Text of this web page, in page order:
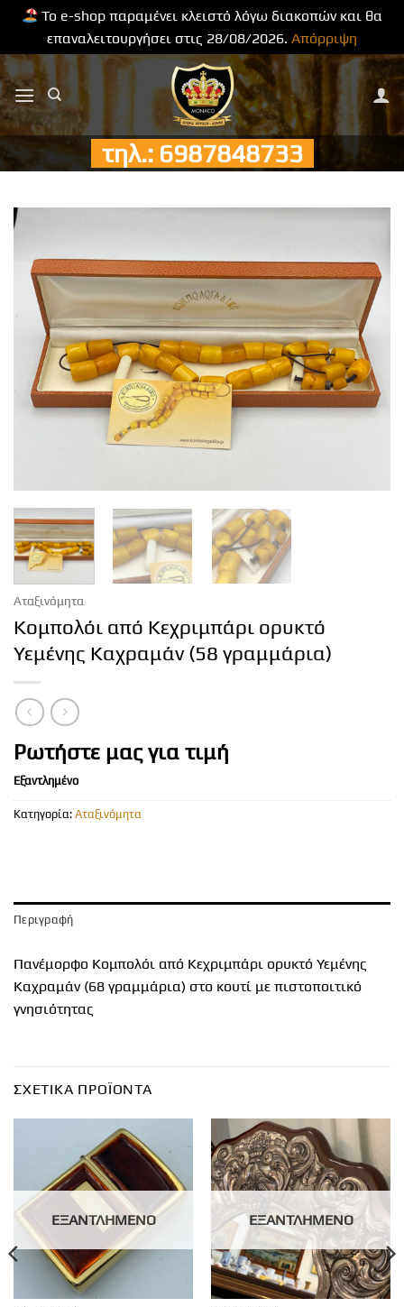
Το e-shop παραμένει κλειστό λόγω διακοπών και θα
επαναλειτουργήσει στις 28/08/2026. Απόρριψη
Μετάβαση
στο
περιεχόμενο
τηλ.: 6987848733
Αταξινόμητα
Κομπολόι από Κεχριμπάρι ορυκτό
Υεμένης Καχραμάν (58 γραμμάρια)
Ρωτήστε μας για τιμή
Εξαντλημένο
Κατηγορία: Αταξινόμητα
Περιγραφή
Πανέμορφο Κομπολόι από Κεχριμπάρι ορυκτό Υεμένης
Καχραμάν (68 γραμμάρια) στο κουτί με πιστοποιτικό
γνησιότητας
ΣΧΕΤΙΚΆ ΠΡΟΪΌΝΤΑ
ΕΞΑΝΤΛΗΜΈΝΟ ΕΞΑΝΤΛΗΜΈΝΟ